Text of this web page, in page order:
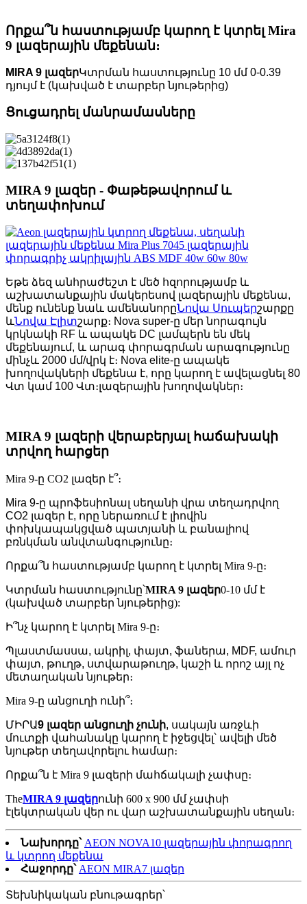
Որքա՞ն հաստությամբ կարող է կտրել Mira
9 լազերային մեքենան։
MIRA 9 լազերԿտրման հաստությունը 10 մմ 0-0.39
դյույմ է (կախված է տարբեր նյութերից)
Ցուցադրել մանրամասները
MIRA 9 լազեր - Փաթեթավորում և
տեղափոխում
Եթե ​​ձեզ անհրաժեշտ է մեծ հզորությամբ և
աշխատանքային մակերեսով լազերային մեքենա,
մենք ունենք նաև ամենանորըՆովա Սուպերշարքը
ևՆովա Էլիտշարք։ Nova super-ը մեր նորագույն
կրկնակի RF և ապակե DC լամպերն են մեկ
մեքենայում, և արագ փորագրման արագությունը
մինչև 2000 մմ/վրկ է։ Nova elite-ը ապակե
խողովակների մեքենա է, որը կարող է ավելացնել 80
Վտ կամ 100 Վտ։լազերային խողովակներ։
MIRA 9 լազերի վերաբերյալ հաճախակի
տրվող հարցեր
Mira 9-ը CO2 լազեր է՞։
Mira 9-ը պրոֆեսիոնալ սեղանի վրա տեղադրվող
CO2 լազեր է, որը ներառում է լիովին
փոխկապակցված պատյանի և բանալիով
բռնկման անվտանգությունը։
Որքա՞ն հաստությամբ կարող է կտրել Mira 9-ը։
Կտրման հաստությունը՝MIRA 9 լազեր0-10 մմ է
(կախված տարբեր նյութերից):
Ի՞նչ կարող է կտրել Mira 9-ը։
Պլաստմասսա, ակրիլ, փայտ, ֆաներա, MDF, ամուր
փայտ, թուղթ, ստվարաթուղթ, կաշի և որոշ այլ ոչ
մետաղական նյութեր։
Mira 9-ը անցուղի ունի՞։
ՄԻՐԱ9 լազեր անցուղի չունի, սակայն առջևի
մուտքի վահանակը կարող է իջեցվել՝ ավելի մեծ
նյութեր տեղավորելու համար։
Որքա՞ն է Mira 9 լազերի մահճակալի չափսը։
TheMIRA 9 լազերունի 600 x 900 մմ չափսի
էլեկտրական վեր ու վար աշխատանքային սեղան։
Նախորդը՝ AEON NOVA10 լազերային փորագրող
և կտրող մեքենա
Հաջորդը՝ AEON MIRA7 լազեր
Տեխնիկական բնութագրեր՝